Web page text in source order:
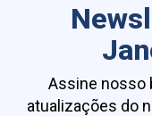
Assine nosso
atualizações do